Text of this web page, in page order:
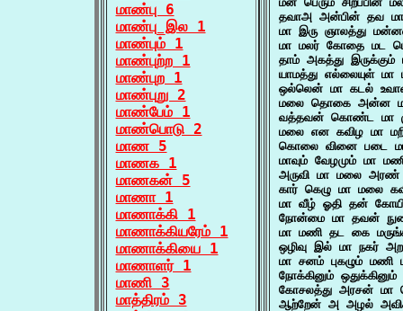
மாண்பு 6
மாண்பு_இல 1
மாண்பும் 1
மாண்புற்ற 1
மாண்புற 1
மாண்புறு 2
மாண்பேம் 1
மாண்பொடு 2
மாண 5
மாணக 1
மாணகன் 5
மாணா 1
மாணாக்கி 1
மாணாக்கியரேம் 1
மாணாக்கியை 1
மாணாளர் 1
மாணி 3
மாத்திரம் 3
தவாஅ அன்பின் தவ
மா இரு ஞாலத்து
மா மலர் கோதை மட
தாம் அகத்து
யாமத்து எல்லையுள்
ஒல்லென் மா கடல்
மலை தொகை அன்ன
வத்தவன் கொண்ட மா
மலை என கவிழ மா
கொலை வினை படை
மாவும் வேழமும் மா
அருவி மா மலை
கார் கெழு மா மலை
மா வீழ் ஓதி தன்
நோன்மை மா தவன்
மா மணி தட கை
ஒழிவு இல் மா நகர்
மா சனம் புகழும்
நோக்கினும்
கோசலத்து அரசன் மா
ஆற்றேன் அ அழல்